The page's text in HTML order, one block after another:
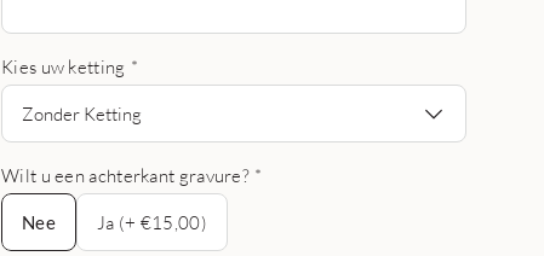
Kies uw ketting *
Zonder Ketting
Wilt u een achterkant gravure? *
Nee
Nee
Ja (+ €15,00)